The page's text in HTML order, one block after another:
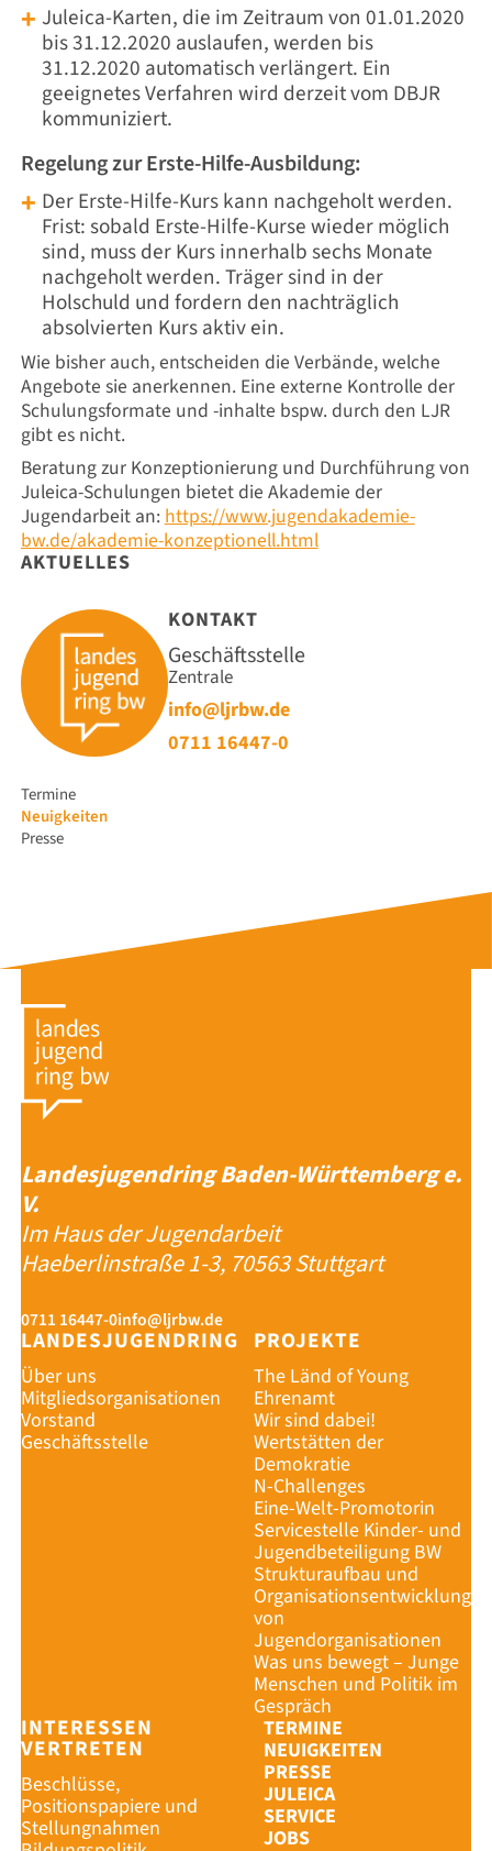
AKTUELLES
Navigation
überspringen
Termine
Neuigkeiten
Presse
KONTAKT
Geschäftsstelle
Zentrale
info@ljrbw.de
0711 16447-0
Juleica-Karten, die im Zeitraum von 01.01.2020
bis 31.12.2020 auslaufen, werden bis
31.12.2020 automatisch verlängert. Ein
geeignetes Verfahren wird derzeit vom DBJR
kommuniziert.
Regelung zur Erste-Hilfe-Ausbildung:
Der Erste-Hilfe-Kurs kann nachgeholt werden.
Frist: sobald Erste-Hilfe-Kurse wieder möglich
sind, muss der Kurs innerhalb sechs Monate
nachgeholt werden. Träger sind in der
Holschuld und fordern den nachträglich
absolvierten Kurs aktiv ein.
Wie bisher auch, entscheiden die Verbände, welche
Angebote sie anerkennen. Eine externe Kontrolle der
Schulungsformate und -inhalte bspw. durch den LJR
gibt es nicht.
Beratung zur Konzeptionierung und Durchführung von
Juleica-Schulungen bietet die Akademie der
Jugendarbeit an:https://www.jugendakademie-
bw.de/akademie-konzeptionell.html
Landesjugendring Baden-Württemberg e.
V.
Im Haus der Jugendarbeit
Haeberlinstraße 1-3, 70563 Stuttgart
0711 16447-0info@ljrbw.de
LANDESJUGENDRING
Über uns
Mitgliedsorganisationen
Vorstand
Geschäftsstelle
PROJEKTE
The Länd of Young
Ehrenamt
Wir sind dabei!
Wertstätten der
Demokratie
N-Challenges
Eine-Welt-Promotorin
Servicestelle Kinder- und
Jugendbeteiligung BW
Strukturaufbau und
Organisationsentwicklung
von
Jugendorganisationen
Was uns bewegt – Junge
Menschen und Politik im
Gespräch
INTERESSEN
VERTRETEN
Beschlüsse,
Positionspapiere und
Stellungnahmen
TERMINE
NEUIGKEITEN
PRESSE
JULEICA
SERVICE
JOBS